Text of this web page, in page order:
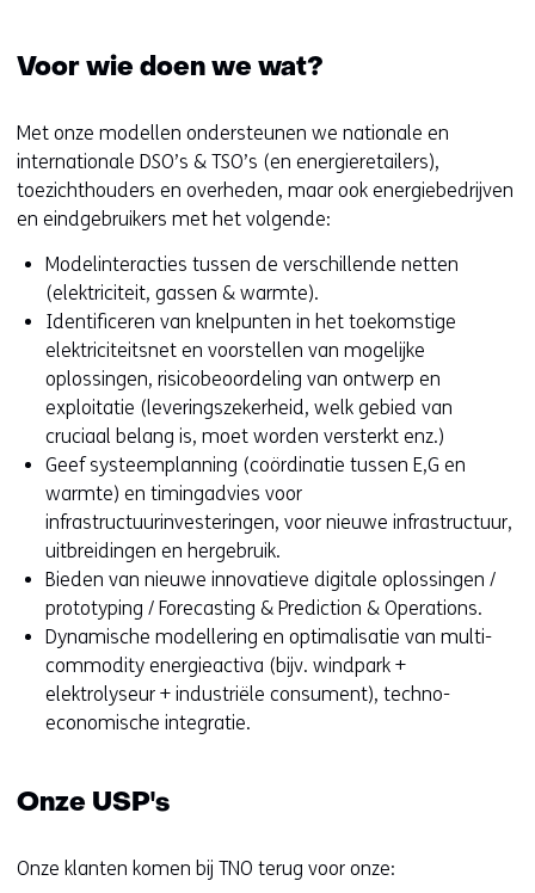
Voor wie doen we wat?
Met onze modellen ondersteunen we nationale en
internationale DSO’s & TSO’s (en energieretailers),
toezichthouders en overheden, maar ook energiebedrijven
en eindgebruikers met het volgende:
Modelinteracties tussen de verschillende netten
(elektriciteit, gassen & warmte).
Identificeren van knelpunten in het toekomstige
elektriciteitsnet en voorstellen van mogelijke
oplossingen, risicobeoordeling van ontwerp en
exploitatie (leveringszekerheid, welk gebied van
cruciaal belang is, moet worden versterkt enz.)
Geef systeemplanning (coördinatie tussen E,G en
warmte) en timingadvies voor
infrastructuurinvesteringen, voor nieuwe infrastructuur,
uitbreidingen en hergebruik.
Bieden van nieuwe innovatieve digitale oplossingen /
prototyping / Forecasting & Prediction & Operations.
Dynamische modellering en optimalisatie van multi-
commodity energieactiva (bijv. windpark +
elektrolyseur + industriële consument), techno-
economische integratie.
Onze USP's
Onze klanten komen bij TNO terug voor onze: